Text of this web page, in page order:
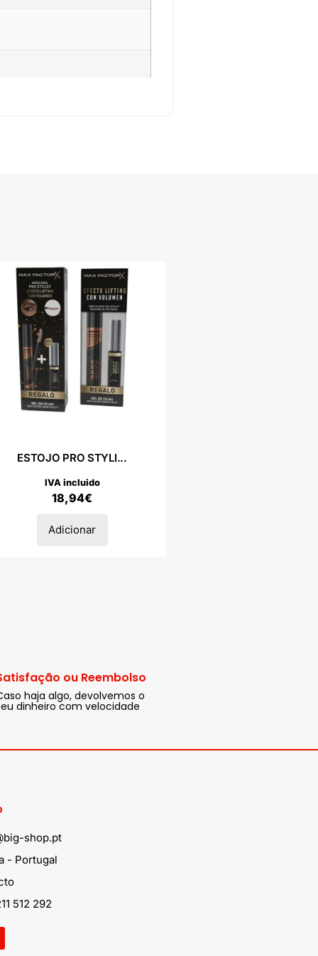
ESTOJO PRO STYLI...
18,94€
IVA incluido
Adicionar
ou Reembolso
haja algo, devolvemos o
dinheiro com velocidade
shop.pt
- Portugal
512 292